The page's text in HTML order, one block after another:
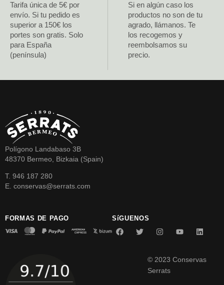
Tarifa única de 5€ por
envío. Si tu pedido es
superior a 150€ los
portes son gratis. Solo
para España
(península)
Si en algún caso los
productos no son de tu
agrado, llámanos. Te
los recogemos y
reembolsamos su
precio.
Polígono Landabaso 3B
48370 Bermeo, Bizkaia (Spain)
T. 946 187 280
E. conservas@serrats.com
FORMAS DE PAGO SíGUENOS
© 2023 Conservas
Serrats